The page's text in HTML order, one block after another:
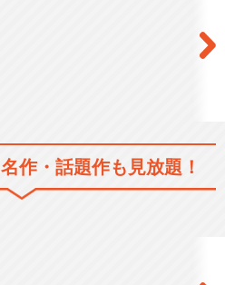
美少女戦士セーラームーンSu
perS
名作・話題作も見放題！